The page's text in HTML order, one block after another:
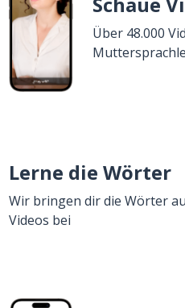
Über 48.000
Lerne die Wörter
Wir bringen dir die Wörter
Videos bei